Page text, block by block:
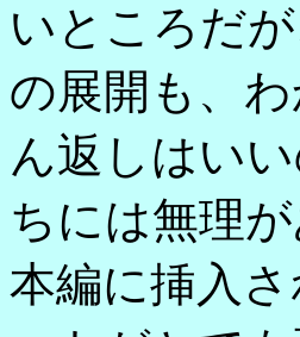
いところだ
の展開も、
ん返しはい
ちには無理
本編に挿入